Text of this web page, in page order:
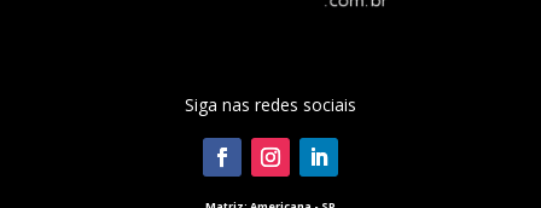
Siga nas redes sociais